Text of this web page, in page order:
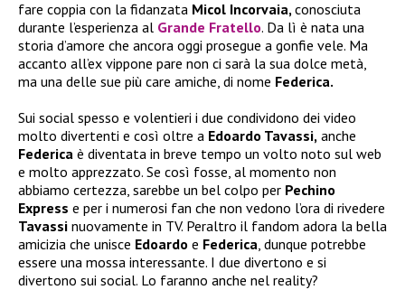
fare coppia con la fidanzata Micol Incorvaia, conosciuta
durante l’esperienza al Grande Fratello. Da lì è nata una
storia d’amore che ancora oggi prosegue a gonfie vele. Ma
accanto all’ex vippone pare non ci sarà la sua dolce metà,
ma una delle sue più care amiche, di nome Federica.
Sui social spesso e volentieri i due condividono dei video
molto divertenti e così oltre a Edoardo Tavassi, anche
Federica è diventata in breve tempo un volto noto sul web
e molto apprezzato. Se così fosse, al momento non
abbiamo certezza, sarebbe un bel colpo per Pechino
Express e per i numerosi fan che non vedono l’ora di rivedere
Tavassi nuovamente in TV. Peraltro il fandom adora la bella
amicizia che unisce Edoardo e Federica , dunque potrebbe
essere una mossa interessante. I due divertono e si
divertono sui social. Lo faranno anche nel reality?